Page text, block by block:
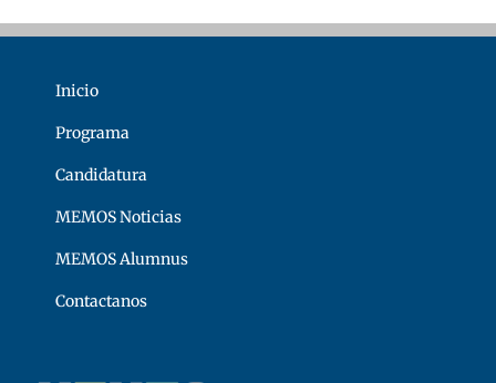
Inicio
Programa
Candidatura
MEMOS Noticias
MEMOS Alumnus
Contactanos